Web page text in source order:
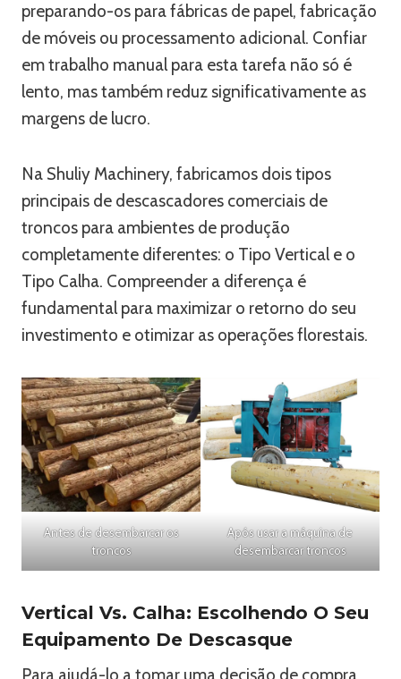
preparando-os para fábricas de papel, fabricação
de móveis ou processamento adicional. Confiar
em trabalho manual para esta tarefa não só é
lento, mas também reduz significativamente as
margens de lucro.
Na Shuliy Machinery, fabricamos dois tipos
principais de descascadores comerciais de
troncos para ambientes de produção
completamente diferentes: o Tipo Vertical e o
Tipo Calha. Compreender a diferença é
fundamental para maximizar o retorno do seu
investimento e otimizar as operações florestais.
Antes de desembarcar os
troncos
Após usar a máquina de
desembarcar troncos
Vertical Vs. Calha: Escolhendo O Seu
Equipamento De Descasque